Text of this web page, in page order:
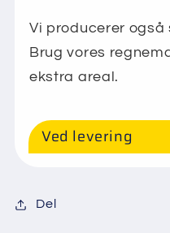
Vi producerer
Brug vores
ekstra areal.
Ved levering
Del